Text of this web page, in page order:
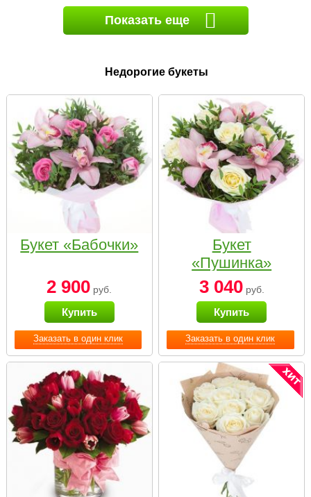
Показать еще
Недорогие букеты
Заказать в один клик
Букет «Бабочки»
2 900 руб.
Купить
Заказать в один клик
Букет
«Пушинка»
3 040руб.
Купить